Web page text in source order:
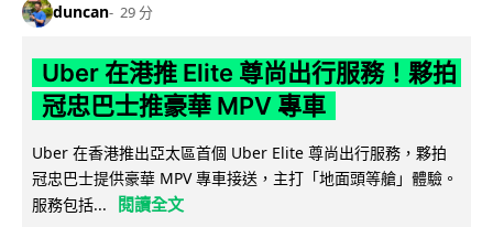
duncan 29 分
Uber 在港推 Elite 尊尚出行服務！夥拍
冠忠巴士推豪華 MPV 專車
Uber 在香港推出亞太區首個 Uber Elite 尊尚出行服務，夥拍
冠忠巴士提供豪華 MPV 專車接送，主打「地面頭等艙」體驗。
服務包括...
閱讀全文